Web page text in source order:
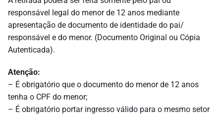
responsável legal do menor de 12 anos mediante
apresentação de documento de identidade do pai/
responsável e do menor. (Documento Original ou Cópia
Autenticada).
Atenção:
– É obrigatório que o documento do menor de 12 anos
tenha o CPF do menor;
– É obrigatório portar ingresso válido para o mesmo setor